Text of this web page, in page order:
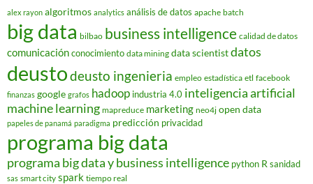
alex rayon algoritmos analytics análisis de datos apache batch
big data bilbao business intelligence calidad de datos
comunicaciónconocimiento data mining data scientistdatos
deustodeusto ingenieria empleo estadística etl facebook
finanzas google grafos hadoop industria 4.0 inteligencia artificial
machine learning mapreduce marketing neo4j open data
papeles de panamá paradigma predicción privacidad
programa big data
programa big data y business intelligence python R sanidad
sas smart city spark tiempo real